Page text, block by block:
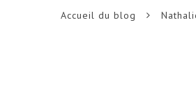
Accueil du blog